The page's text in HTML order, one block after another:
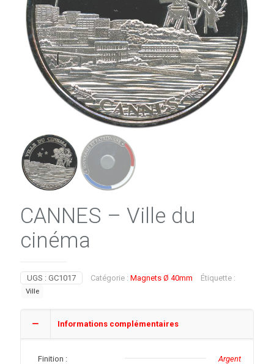
CANNES – Ville du
cinéma
UGS : GC1017 Catégorie : Magnets Ø 40mm Étiquette :
Ville
Informations complémentaires
Finition : Argent